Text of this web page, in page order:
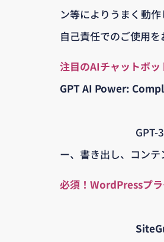
ン等によりうまく動
自己責任でのご使用
注目のAIチャットボ
GPT AI Power:
GPT-
ー、書き出し、コン
必須！WordPressプ